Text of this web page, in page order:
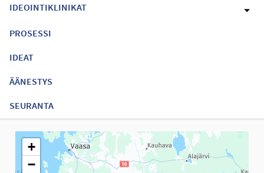
IDEOINTIKLINIKAT
PROSESSI
IDEAT
ÄÄNESTYS
SEURANTA
Seuraavassa elementissä on kartta, joka esittää tämän
+
−